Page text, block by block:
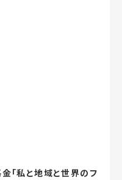
「私と地域と世界のフ